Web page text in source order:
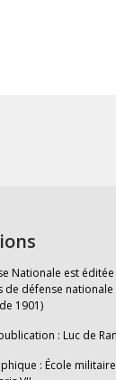
Nationale est
de défense nationale
1901)
: Luc de
: École